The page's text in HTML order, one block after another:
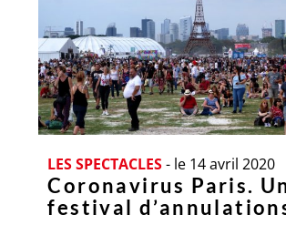
LES SPECTACLES- le 14 avril 2020
Coronavirus Paris.
festival